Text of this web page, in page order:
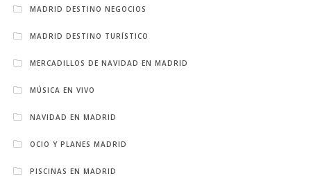
MADRID DESTINO NEGOCIOS
MADRID DESTINO TURÍSTICO
MERCADILLOS DE NAVIDAD EN MADRID
MÚSICA EN VIVO
NAVIDAD EN MADRID
OCIO Y PLANES MADRID
PISCINAS EN MADRID